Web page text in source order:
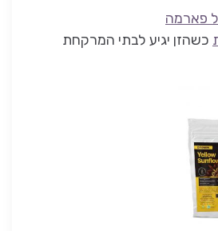
פארמה
כשהזן יגיע לבתי המרקחת